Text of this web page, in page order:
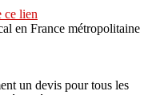
ce lien
en France métropolitaine
un devis pour tous les